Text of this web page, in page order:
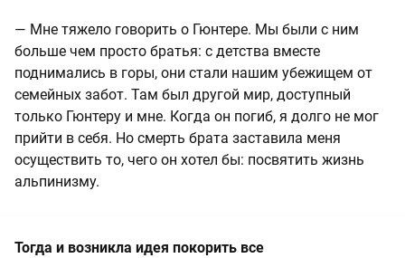
— Мне тяжело говорить о Гюнтере. Мы были с ним
больше чем просто братья: с детства вместе
поднимались в горы, они стали нашим убежищем от
семейных забот. Там был другой мир, доступный
только Гюнтеру и мне. Когда он погиб, я долго не мог
прийти в себя. Но смерть брата заставила меня
осуществить то, чего он хотел бы: посвятить жизнь
альпинизму.
Тогда и возникла идея покорить все